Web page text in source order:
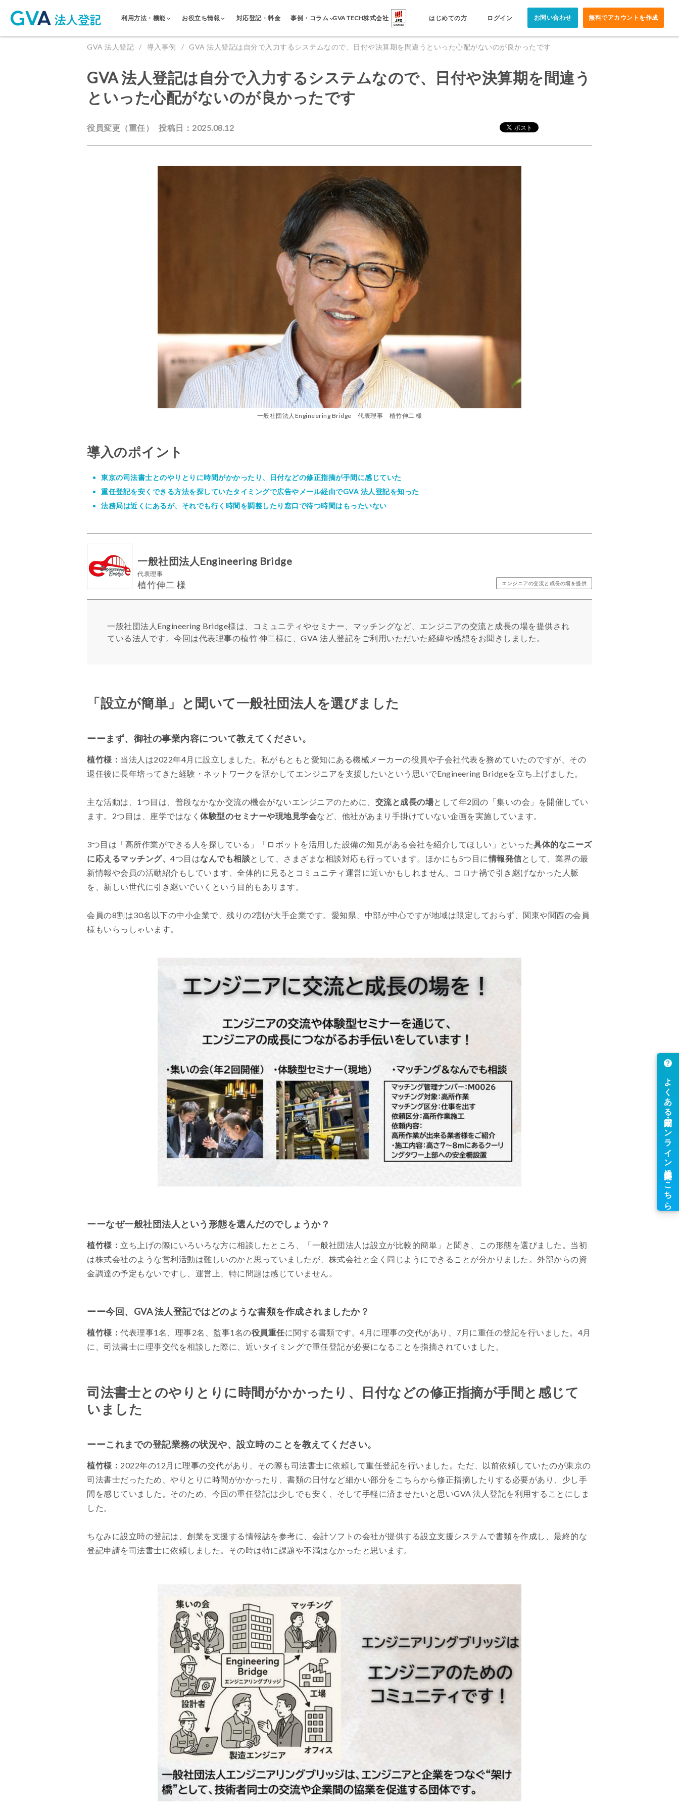
利用方法・機能 お役立ち情報 対応登記・料金 事例・コラム GVA TECH株式会社 はじめての方 ログイン お問い合わせ 無料でアカウントを作成
GVA 法人登記 導入事例 GVA 法人登記は自分で入力するシステムなので、日付や決算期を間違うといった心配がないのが良かったです
GVA 法人登記は自分で入力するシステムなので、日付や決算期を間違う
といった心配がないのが良かったです
役員変更（重任） 投稿日：2025.08.12
一般社団法人Engineering Bridge 代表理事 植竹伸二 様
導入のポイント
東京の司法書士とのやりとりに時間がかかったり、日付などの修正指摘が手間に感じていた
重任登記を安くできる方法を探していたタイミングで広告やメール経由でGVA 法人登記を知った
法務局は近くにあるが、それでも行く時間を調整したり窓口で待つ時間はもったいない
一般社団法人Engineering Bridge
代表理事
植竹伸二 様 エンジニアの交流と成長の場を提供
一般社団法人Engineering Bridge様は、コミュニティやセミナー、マッチングなど、エンジニアの交流と成長の場を提供され
ている法人です。今回は代表理事の植竹 伸二様に、GVA 法人登記をご利用いただいた経緯や感想をお聞きしました。
「設立が簡単」と聞いて一般社団法人を選びました
ーーまず、御社の事業内容について教えてください。
植竹様： 当法人は2022年4月に設立しました。私がもともと愛知にある機械メーカーの役員や子会社代表を務めていたのですが、その
退任後に長年培ってきた経験・ネットワークを活かしてエンジニアを支援したいという思いでEngineering Bridgeを立ち上げました。
主な活動は、1つ目は、普段なかなか交流の機会がないエンジニアのために、 交流と成長の場として年2回の「集いの会」を開催してい
ます。2つ目は、座学ではなく 体験型のセミナーや現地見学会など、他社があまり手掛けていない企画を実施しています。
3つ目は「高所作業ができる人を探している」「ロボットを活用した設備の知見がある会社を紹介してほしい」といった具体的なニーズ
に応えるマッチング、 4つ目はなんでも相談として、さまざまな相談対応も行っています。ほかにも5つ目に情報発信として、業界の最
新情報や会員の活動紹介もしています、全体的に見るとコミュニティ運営に近いかもしれません。コロナ禍で引き継げなかった人脈
を、新しい世代に引き継いでいくという目的もあります。
会員の8割は30名以下の中小企業で、残りの2割が大手企業です。愛知県、中部が中心ですが地域は限定しておらず、関東や関西の会員
様もいらっしゃいます。
ーーなぜ一般社団法人という形態を選んだのでしょうか？
植竹様： 立ち上げの際にいろいろな方に相談したところ、「一般社団法人は設立が比較的簡単」と聞き、この形態を選びました。当初
は株式会社のような営利活動は難しいのかと思っていましたが、株式会社と全く同じようにできることが分かりました。外部からの資
金調達の予定もないですし、運営上、特に問題は感じていません。
ーー今回、GVA 法人登記ではどのような書類を作成されましたか？
植竹様： 代表理事1名、理事2名、監事1名の役員重任に関する書類です。4月に理事の交代があり、7月に重任の登記を行いました。4月
に、司法書士に理事交代を相談した際に、近いタイミングで重任登記が必要になることを指摘されていました。
司法書士とのやりとりに時間がかかったり、日付などの修正指摘が手間と感じて
いました
ーーこれまでの登記業務の状況や、設立時のことを教えてください。
植竹様： 2022年の12月に理事の交代があり、その際も司法書士に依頼して重任登記を行いました。ただ、以前依頼していたのが東京の
司法書士だったため、やりとりに時間がかかったり、書類の日付など細かい部分をこちらから修正指摘したりする必要があり、少し手
間を感じていました。そのため、今回の重任登記は少しでも安く、そして手軽に済ませたいと思いGVA 法人登記を利用することにしま
した。
ちなみに設立時の登記は、創業を支援する情報誌を参考に、会計ソフトの会社が提供する設立支援システムで書類を作成し、最終的な
登記申請を司法書士に依頼しました。その時は特に課題や不満はなかったと思います。